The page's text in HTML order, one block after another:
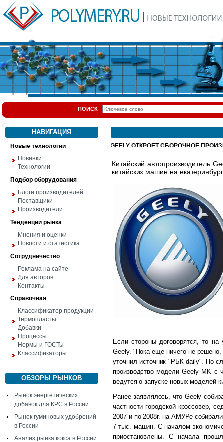
ПОИСК
НАВИГАЦИЯ
Новые технологии
Новинки
Технологии
Подбор оборудования
Блоги производителей
Поставщики
Производители
Тенденции рынка
Мнения и оценки
Новости и статистика
Сотрудничество
Реклама на сайте
Для авторов
Контакты
Справочная
Классификатор продукции
Термопласты
Добавки
Процессы
Нормы и ГОСТы
Классификаторы
ОБЗОРЫ РЫНКОВ
Рынок энергетических
добавок для КРС в России
Рынок гуминовых удобрений
в России
Анализ рынка кокса в России
GEELY ОТКРОЕТ СБОРОЧНОЕ
Китайский автопроизводитель
китайских машин на
Если стороны договорятся, то
Geely. "Пока еще ничего не решено,
уточнил источник "РБК daily". По
производство модели Geely MK с
ведутся о запуске новых моделей
Ранее заявлялось, что Geely
частности городской кроссовер,
2007 и по 2008г. на АМУРе
7 тыс. машин. С началом
приостановлены. С начала